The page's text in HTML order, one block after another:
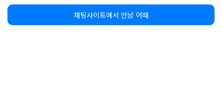
채팅사이트에서 만남 어때